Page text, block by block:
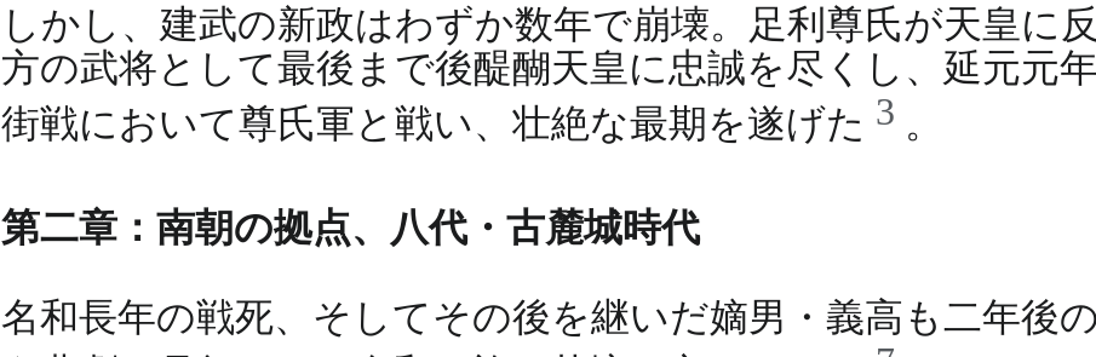
しかし、建武の新政はわずか数年で崩壊。足利尊氏が天皇に
方の武将として最後まで後醍醐天皇に忠誠を尽くし、延元元
街戦において尊氏軍と戦い、壮絶な最期を遂げた 3 。
第二章：南朝の拠点、八代・古麓城時代
名和長年の戦死、そしてその後を継いだ嫡男・義高も二年後